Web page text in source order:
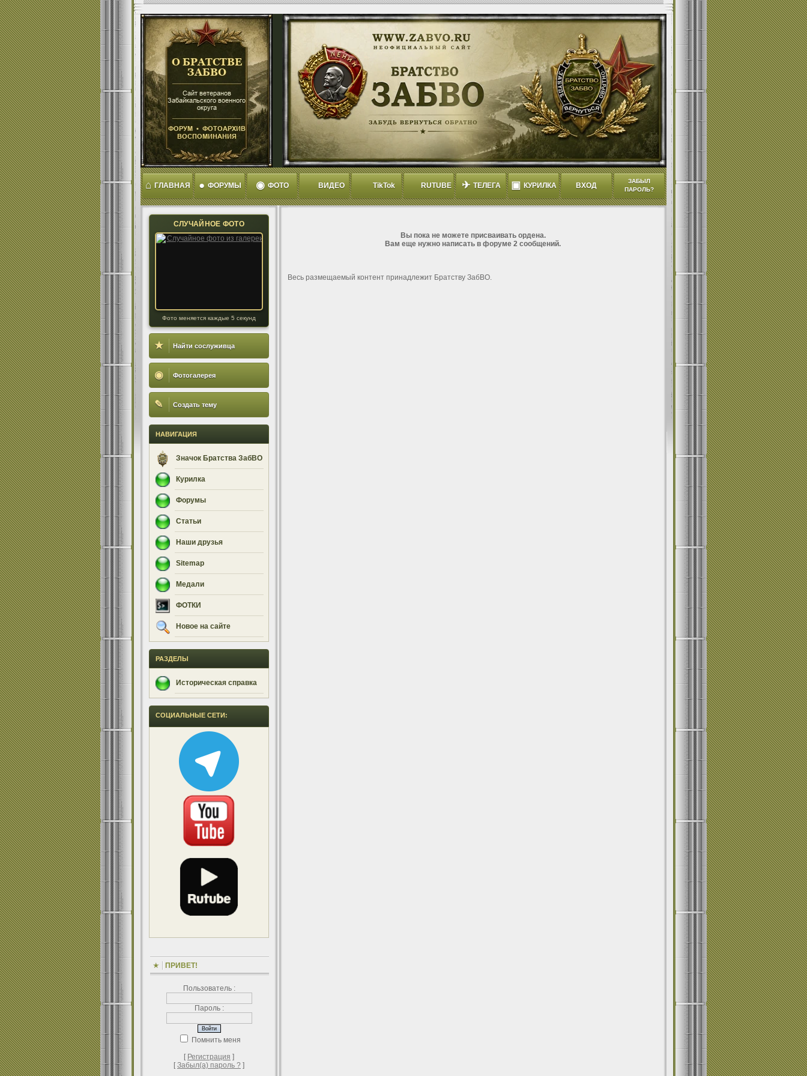
⌂ ГЛАВНАЯ ● ФОРУМЫ ◉ ФОТО ВИДЕО TikTok RUTUBE ✈ ТЕЛЕГА ▣ КУРИЛКА ВХОД
ЗАБЫЛ
ПАРОЛЬ?
СЛУЧАЙНОЕ ФОТО
Фото меняется каждые 5 секунд
★ Найти сослуживца
◉ Фотогалерея
✎ Создать тему
НАВИГАЦИЯ
Значок Братства ЗабВО
Курилка
Форумы
Статьи
Наши друзья
Sitemap
Медали
ФОТКИ
Новое на сайте
РАЗДЕЛЫ
Историческая справка
СОЦИАЛЬНЫЕ СЕТИ:
ПРИВЕТ!
Пользователь :
Пароль :
Помнить меня
[ Регистрация ]
[Забыл(а) пароль ? ]
Вы пока не можете присваивать ордена.
Вам еще нужно написать в форуме 2 сообщений.
Весь размещаемый контент принадлежит Братству ЗабВО.